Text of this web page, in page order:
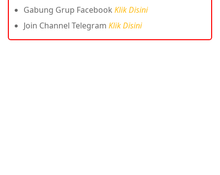
Gabung Grup Facebook Klik Disini
Join Channel Telegram Klik Disini